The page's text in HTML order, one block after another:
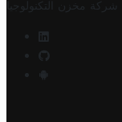
شركة مخزن التكنولوجيا